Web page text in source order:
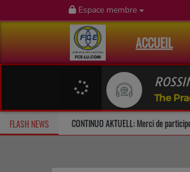
Espace membre
ACCUEIL
The
FLASH NEWS
dimanche à 10h CONTINUO AKTUELL: Merci